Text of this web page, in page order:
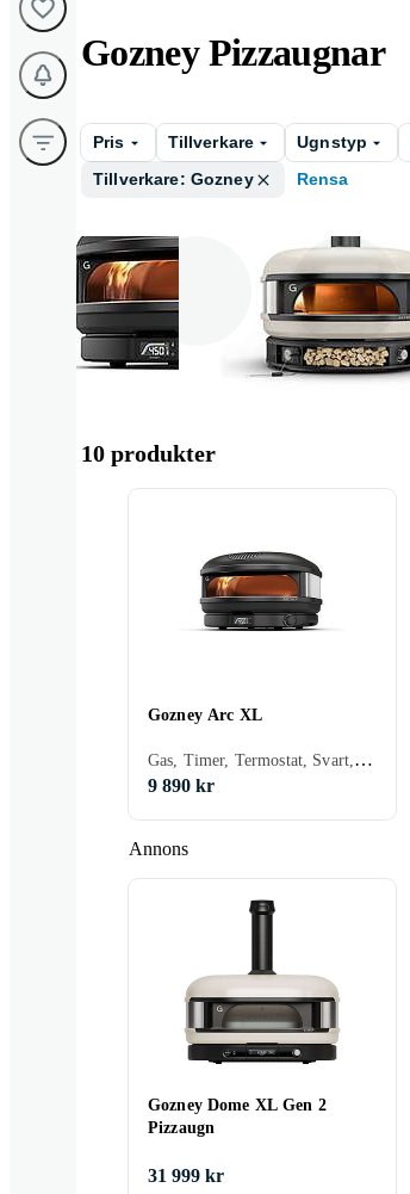
Gozney Pizzaugnar
Pris Tillverkare Ugnstyp
Tillverkare: Gozney
Rensa
Vedeldad
10 produkter
Annons
Gozney Arc XL
Gas, Timer, Termostat, Svart, Vit
9 890 kr
Gozney Dome XL Gen 2
Pizzaugn
31 999 kr